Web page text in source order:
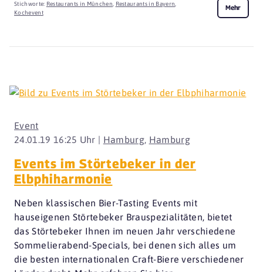
Stichworte: Restaurants in München Restaurants in Bayern
Kochevent
Mehr
24.01.19 16:25 Uhr | Hamburg, Hamburg
Event
Events im Störtebeker in der
Elbphiharmonie
Neben klassischen Bier-Tasting Events mit
hauseigenen Störtebeker Brauspezialitäten, bietet
das Störtebeker Ihnen im neuen Jahr verschiedene
Sommelierabend-Specials, bei denen sich alles um
die besten internationalen Craft-Biere verschiedener